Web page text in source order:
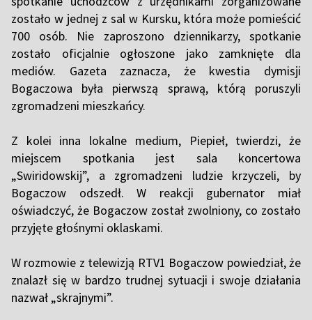
zostało w jednej z sal w Kursku, która może pomieścić
700 osób. Nie zaproszono dziennikarzy, spotkanie
zostało oficjalnie ogłoszone jako zamknięte dla
mediów. Gazeta zaznacza, że kwestia dymisji
Bogaczowa była pierwszą sprawą, którą poruszyli
zgromadzeni mieszkańcy.
Z kolei inna lokalne medium, Piepieł, twierdzi, że
miejscem spotkania jest sala koncertowa
„Swiridowskij”, a zgromadzeni ludzie krzyczeli, by
Bogaczow odszedł. W reakcji gubernator miał
oświadczyć, że Bogaczow został zwolniony, co zostało
przyjęte głośnymi oklaskami.
W rozmowie z telewizją RTV1 Bogaczow powiedział, że
znalazł się w bardzo trudnej sytuacji i swoje działania
nazwał „skrajnymi”.